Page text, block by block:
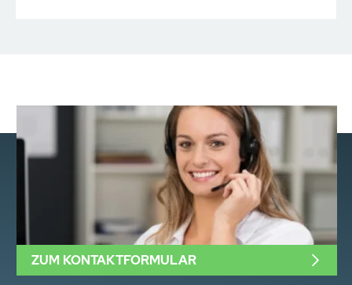
ZUM KONTAKTFORMULAR